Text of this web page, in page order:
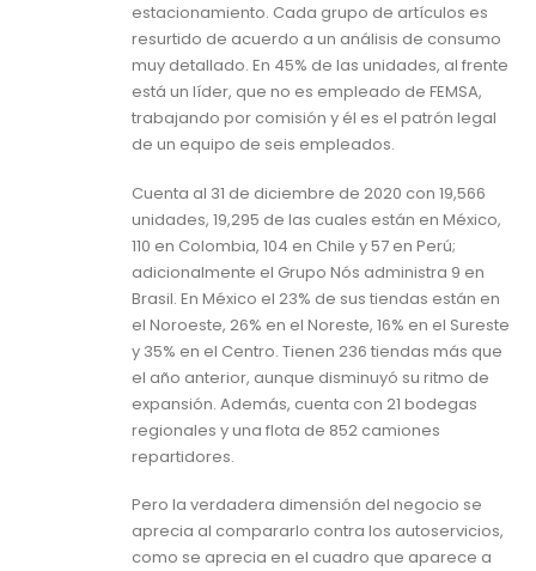
estacionamiento. Cada grupo de artículos es
resurtido de acuerdo a un análisis de consumo
muy detallado. En 45% de las unidades, al frente
está un líder, que no es empleado de FEMSA,
trabajando por comisión y él es el patrón legal
de un equipo de seis empleados.
Cuenta al 31 de diciembre de 2020 con 19,566
unidades, 19,295 de las cuales están en México,
110 en Colombia, 104 en Chile y 57 en Perú;
adicionalmente el Grupo Nós administra 9 en
Brasil. En México el 23% de sus tiendas están en
el Noroeste, 26% en el Noreste, 16% en el Sureste
y 35% en el Centro. Tienen 236 tiendas más que
el año anterior, aunque disminuyó su ritmo de
expansión. Además, cuenta con 21 bodegas
regionales y una flota de 852 camiones
repartidores.
Pero la verdadera dimensión del negocio se
aprecia al compararlo contra los autoservicios,
como se aprecia en el cuadro que aparece a